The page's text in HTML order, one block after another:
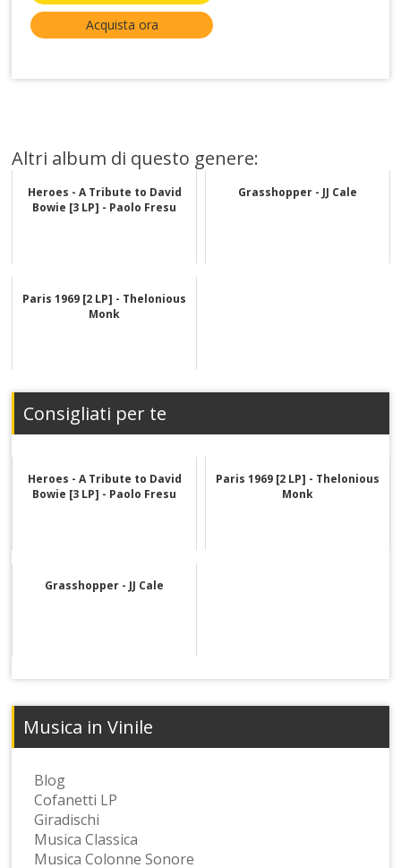
Acquista ora
Altri album di questo genere:
Heroes - A Tribute to David
Bowie [3 LP] - Paolo Fresu
Grasshopper - JJ Cale
Paris 1969 [2 LP] - Thelonious
Monk
Consigliati per te
Heroes - A Tribute to David
Bowie [3 LP] - Paolo Fresu
Paris 1969 [2 LP] - Thelonious
Monk
Grasshopper - JJ Cale
Musica in Vinile
Blog
Cofanetti LP
Giradischi
Musica Classica
Musica Colonne Sonore